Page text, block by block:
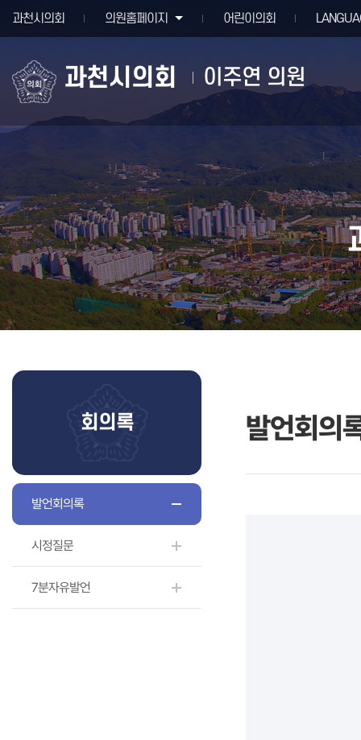
과천시의회 의원홈페이지 어린이의회
과천시의회 이주연 의원
회의록
발언회의록
시정질문
7분자유발언
발언회의